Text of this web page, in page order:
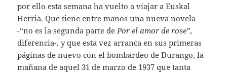
por ello esta semana ha vuelto a viajar a Euskal
Herria. Que tiene entre manos una nueva novela
-“no es la segunda parte dePor el amor de rose”,
diferencia-, y que esta vez arranca en sus primeras
páginas de nuevo con el bombardeo de Durango, la
mañana de aquel 31 de marzo de 1937 que tanta